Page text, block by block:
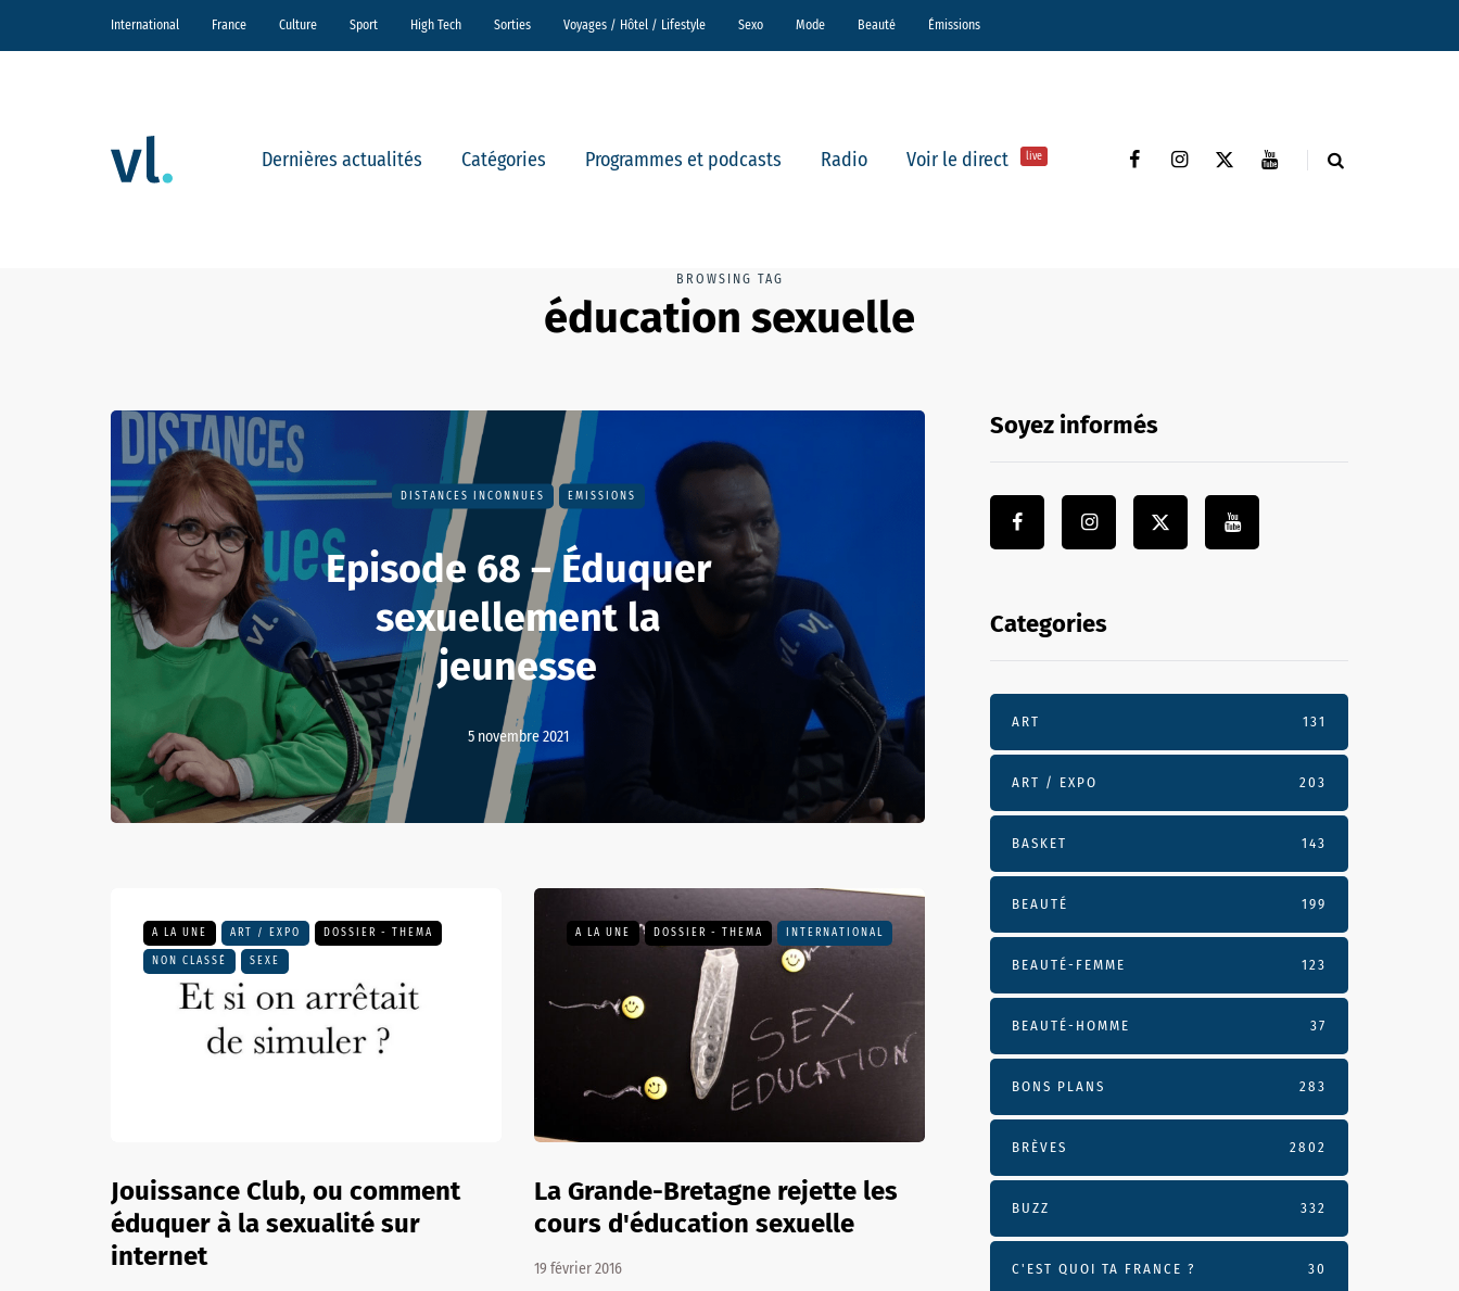
International France Culture Sport High Tech Sorties Voyages / Hôtel / Lifestyle Sexo Mode Beauté Émissions
Dernières actualités Catégories Programmes et podcasts Radio Voir le direct live
BROWSING TAG
éducation sexuelle
DISTANCES INCONNUES EMISSIONS
Episode 68 – Éduquer
sexuellement la
jeunesse
5 novembre 2021
A LA UNE ART / EXPO DOSSIER - THEMA
NON CLASSÉ SEXE
Jouissance Club, ou comment
éduquer à la sexualité sur
internet
A LA UNE DOSSIER - THEMA INTERNATIONAL
La Grande-Bretagne rejette les
cours d'éducation sexuelle
19 février 2016
Soyez informés
Categories
ART 131
ART / EXPO 203
BASKET 143
BEAUTÉ 199
BEAUTÉ-FEMME 123
BEAUTÉ-HOMME 37
BONS PLANS 283
BRÈVES 2802
BUZZ 332
C'EST QUOI TA FRANCE ? 30